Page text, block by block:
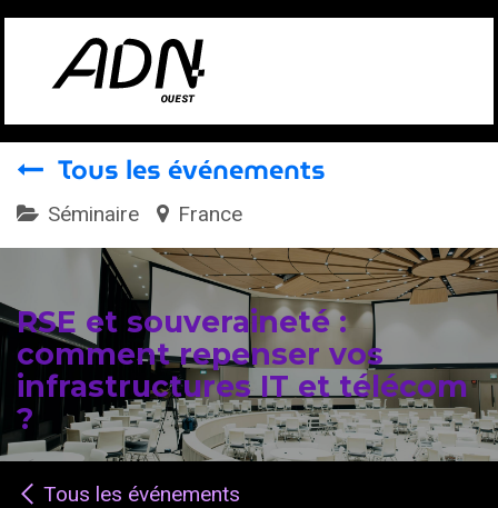
Se rendre au contenu
Tous les événements
Séminaire France
RSE et souveraineté :
comment repenser vos
infrastructures IT et télécom
?
Tous les événements